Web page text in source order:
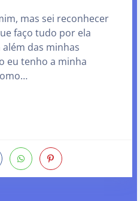
mas sei reconhecer
faço tudo por ela
das minhas
eu tenho a minha